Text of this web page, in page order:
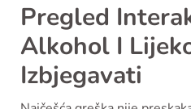
Pregled
Alkohol I
Izbjegavati